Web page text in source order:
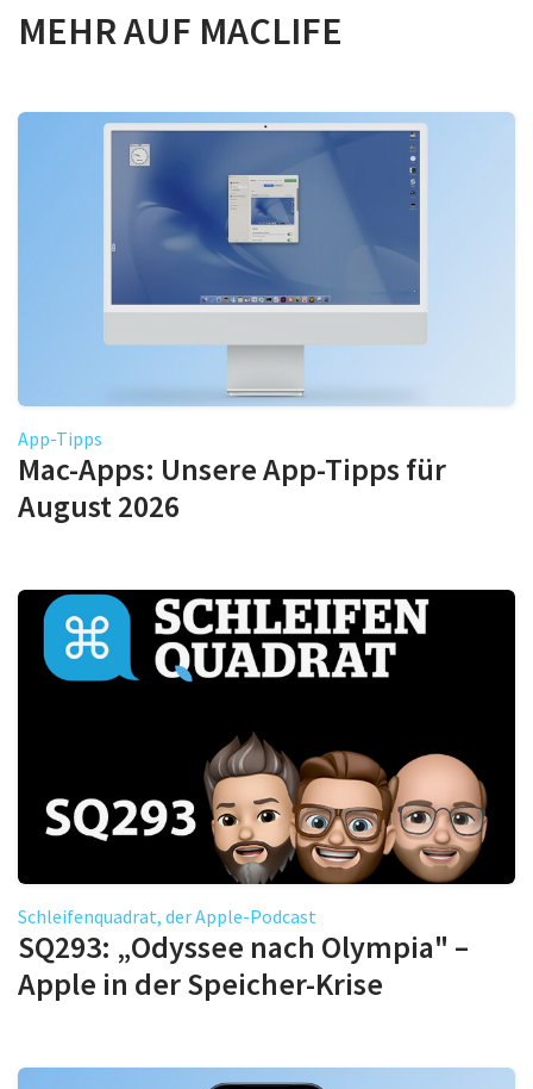
MEHR AUF MACLIFE
App-Tipps
Mac-Apps: Unsere App-Tipps für
August 2026
Schleifenquadrat, der Apple-Podcast
SQ293: „Odyssee nach Olympia" –
Apple in der Speicher-Krise